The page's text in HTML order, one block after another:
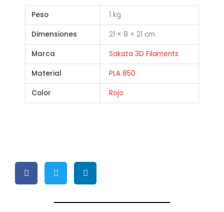
Peso 1 kg
Dimensiones 21 × 8 × 21 cm
Marca Sakata 3D Filaments
Material PLA 850
Color Rojo